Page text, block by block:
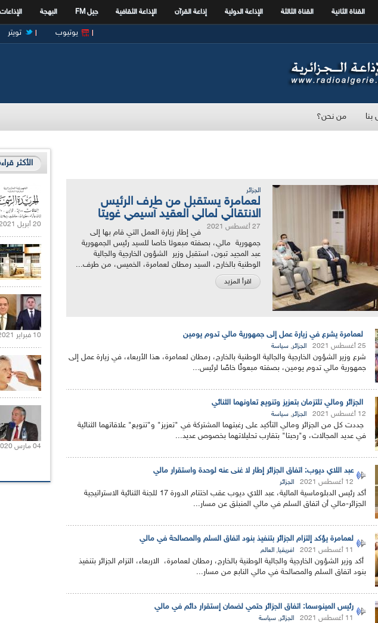
القناة الثانية القناة الثالثة الإذاعة الدولية إذاعة القرآن الإذاعة الثقافية جيل FM البهجة
تويتر يوتيوب
من نحن؟
الجزائر
لعمامرة يستقبل من طرف الرئيس
الانتقالي لمالي العقيد آسيمي غويتا
27 أغسطس 2021
في إطار زيارة العمل التي قام بها إلى
جمهورية مالي، بصفته مبعوثا خاصا للسيد رئيس الجمهورية
عبد المجيد تبون، استقبل وزير الشؤون الخارجية والجالية
الوطنية بالخارج، السيد رمطان لعمامرة، الخميس، من طرف...
اقرأ المزيد
لعمامرة يشرع في زيارة عمل إلى جمهورية مالي تدوم يومين
25 أغسطس 2021 الجزائر, سياسة
شرع وزير الشؤون الخارجية والجالية الوطنية بالخارج، رمطان لعمامرة، هذا الأربعاء، في زيارة عمل إلى
جمهورية مالي تدوم يومين، بصفته مبعوثًا خاصًا لرئيس...
الجزائر ومالي تلتزمان بتعزيز وتنويع تعاونهما الثنائي
12 أغسطس 2021 الجزائر, سياسة
جددت كل من الجزائر ومالي التأكيد على رغبتهما المشتركة في "تعزيز" و"تنويع" علاقاتهما الثنائية
في عديد المجالات، و"رحبتا" بتقارب تحليلاتهما بخصوص عديد...
عبد اللاي ديوب: اتفاق الجزائر إطار لا غنى عنه لوحدة واستقرار مالي
12 أغسطس 2021 الجزائر
أكد رئيس الدبلوماسية المالية، عبد اللاي ديوب عقب اختتام الدورة 17 للجنة الثنائية الاستراتيجية
الجزائر-مالي أن اتفاق السلم في مالي المنبثق عن مسار...
لعمامرة يؤكد إلتزام الجزائر بتنفيذ بنود اتفاق السلم والمصالحة في مالي
11 أغسطس 2021 افريقيا, العالم
أكد وزير الشؤون الخارجية والجالية الوطنية بالخارج، رمطان لعمامرة، الاربعاء، التزام الجزائر بتنفيذ
بنود اتفاق السلم والمصالحة في مالي النابع من مسار...
رئيس المينوسما: اتفاق الجزائر حتمي لضمان إستقرار دائم في مالي
11 أغسطس 2021 الجزائر, سياسة
الأكثر
20 أبريل 2021 |
10 فبراير 2021 |
04 مارس 2020 |